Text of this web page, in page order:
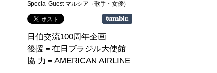
Special Guest マルシア（歌手・女優）
日伯交流100周年企画
後援＝在日ブラジル大使館
協 力＝AMERICAN AIRLINE